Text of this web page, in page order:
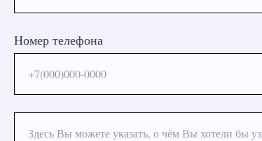
Номер телефона
+7(000)000-0000
Здесь Вы можете указать, о чём Вы хотели бы